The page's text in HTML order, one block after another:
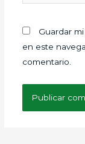
Guardar
en este
comentario.